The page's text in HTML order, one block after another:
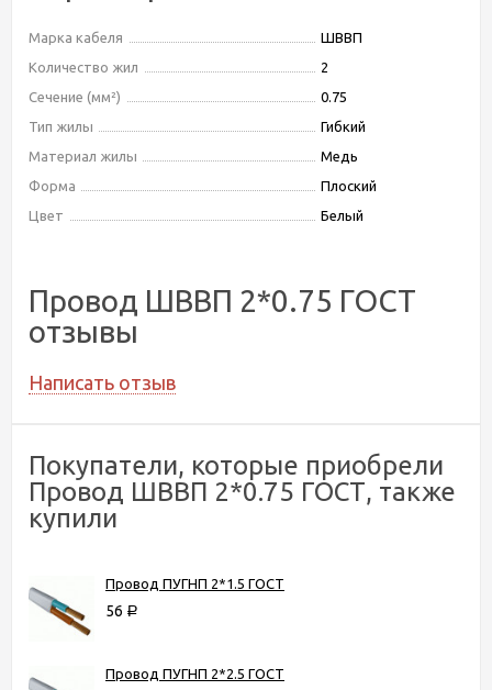
Марка кабеля
ШВВП
Количество жил
2
Сечение (мм²)
0.75
Тип жилы
Гибкий
Материал жилы
Медь
Форма
Плоский
Цвет
Белый
Провод ШВВП 2*0.75 ГОСТ
отзывы
Написать отзыв
Покупатели, которые приобрели
Провод ШВВП 2*0.75 ГОСТ, также
купили
Провод ПУГНП 2*1.5 ГОСТ
56 Р
Провод ПУГНП 2*2.5 ГОСТ